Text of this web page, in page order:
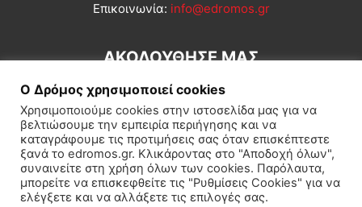
Επικοινωνία: info@edromos.gr
ΑΚΟΛΟΥΘΗΣΕ ΜΑΣ
Εγγραφή συνδρομητή Πολιτική Διεθνή Κοινωνία
Πολιτισμός Αφιερώματα
Ο Δρόμος χρησιμοποιεί cookies
Χρησιμοποιούμε cookies στην ιστοσελίδα μας για να
βελτιώσουμε την εμπειρία περιήγησης και να
καταγράφουμε τις προτιμήσεις σας όταν επισκέπτεστε
ξανά το edromos.gr. Κλικάροντας στο "Αποδοχή όλων",
συναινείτε στη χρήση όλων των cookies. Παρόλαυτα,
μπορείτε να επισκεφθείτε τις "Ρυθμίσεις Cookies" για να
ελέγξετε και να αλλάξετε τις επιλογές σας.